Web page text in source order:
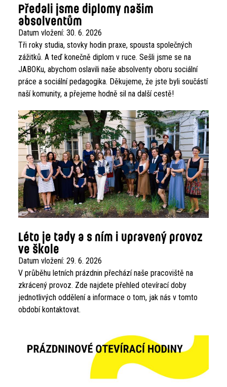
Předali jsme diplomy našim
absolventům
Datum vložení: 30. 6. 2026
Tři roky studia, stovky hodin praxe, spousta společných
zážitků. A teď konečně diplom v ruce. Sešli jsme se na
JABOKu, abychom oslavili naše absolventy oboru sociální
práce a sociální pedagogika. Děkujeme, že jste byli součástí
naší komunity, a přejeme hodně sil na další cestě!
Léto je tady a s ním i upravený provoz
ve škole
Datum vložení: 29. 6. 2026
V průběhu letních prázdnin přechází naše pracoviště na
zkrácený provoz. Zde najdete přehled otevírací doby
jednotlivých oddělení a informace o tom, jak nás v tomto
období kontaktovat.